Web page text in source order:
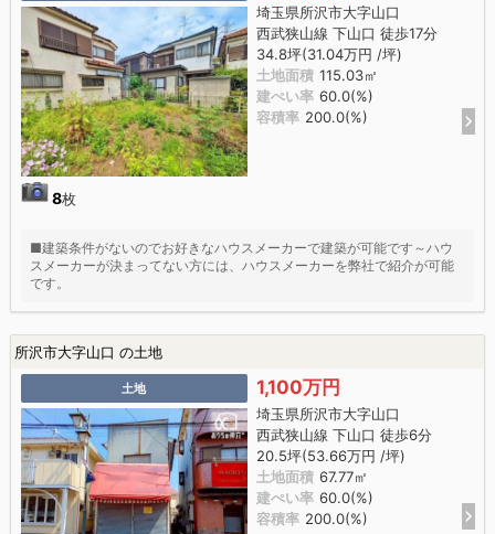
8枚
埼玉県所沢市大字山口
西武狭山線 下山口 徒歩17分
34.8坪(31.04万円 /坪)
土地面積 115.03㎡
建ぺい率 60.0(%)
容積率 200.0(%)
■建築条件がないのでお好きなハウスメーカーで建築が可能です～ハウ
スメーカーが決まってない方には、ハウスメーカーを弊社で紹介が可能
です。
所沢市大字山口 の土地
土地 1,100万円
埼玉県所沢市大字山口
西武狭山線 下山口 徒歩6分
20.5坪(53.66万円 /坪)
土地面積 67.77㎡
建ぺい率 60.0(%)
容積率 200.0(%)